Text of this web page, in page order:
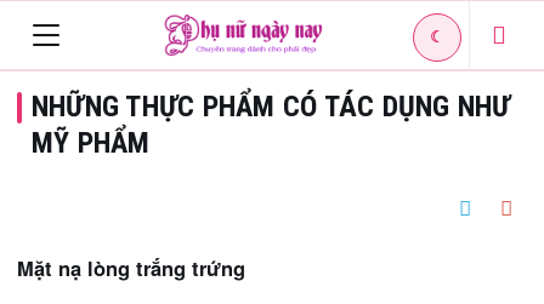
navigation
☾
NHỮNG THỰC PHẨM CÓ TÁC DỤNG NHƯ
MỸ PHẨM
Mặt nạ lòng trắng trứng